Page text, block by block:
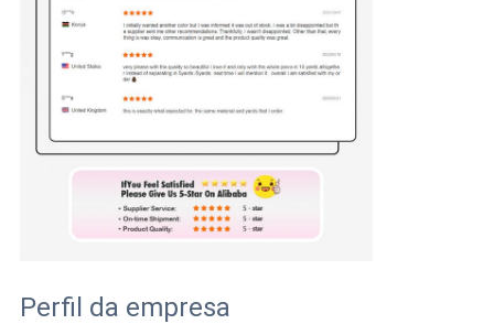
Perfil da empresa